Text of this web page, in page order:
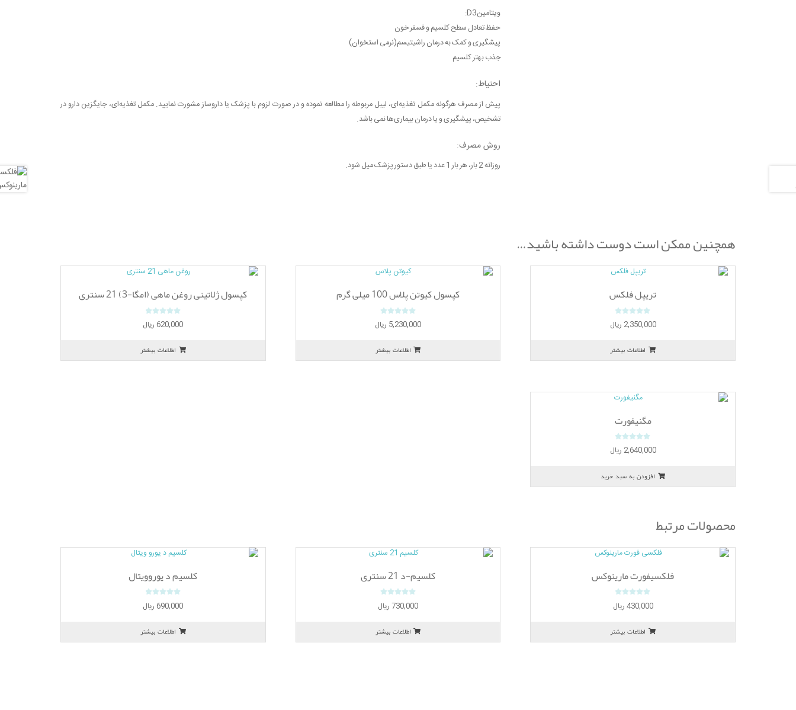
ویتامینD3:
حفظ تعادل سطح کلسیم و فسفر خون
پیشگیری و کمک به درمان راشیتیسم(نرمی استخوان)
جذب بهتر کلسیم
احتیاط:
پیش از مصرف هرگونه مکمل تغذیه‌ای، لیبل مربوطه را مطالعه نموده و در صورت لزوم با پزشک یا داروساز مشورت نمایید. مکمل تغذیه‌ای، جایگزین دارو در
تشخیص، پیشگیری و یا درمان بیماری‌ها نمی باشد.
روش مصرف:
روزانه 2 بار، هر بار 1 عدد یا طبق دستور پزشک میل شود.
همچنین ممکن است دوست داشته باشید…
تریپل فلکس
t
o
2,350,000 ریال
اطلاعات بیشتر
کپسول کیوتن پلاس 100 میلی گرم
t
o
5,230,000 ریال
اطلاعات بیشتر
کپسول ژلاتینی روغن ماهی (امگا-3) 21 سنتری
t
o
620,000 ریال
اطلاعات بیشتر
مگنیفورت
0
t
o
2,640,000 ریال
افزودن به سبد خرید
محصولات مرتبط
فلکسیفورت مارینوکس
t
o
430,000 ریال
اطلاعات بیشتر
کلسیم-د 21 سنتری
t
o
730,000 ریال
اطلاعات بیشتر
کلسیم د یوروویتال
t
o
690,000 ریال
اطلاعات بیشتر